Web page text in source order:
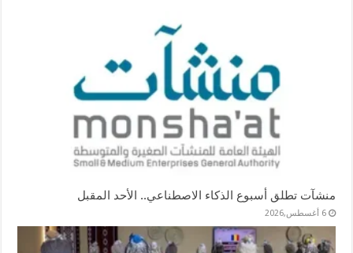
منشآت تطلق أسبوع الذكاء الاصطناعي.. الأحد المقبل
6 أغسطس,2026